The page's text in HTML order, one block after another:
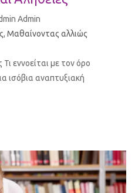
Admin
, Μαθαίνοντας αλλιώς
εννοείται με τον όρο
ισόβια αναπτυξιακή